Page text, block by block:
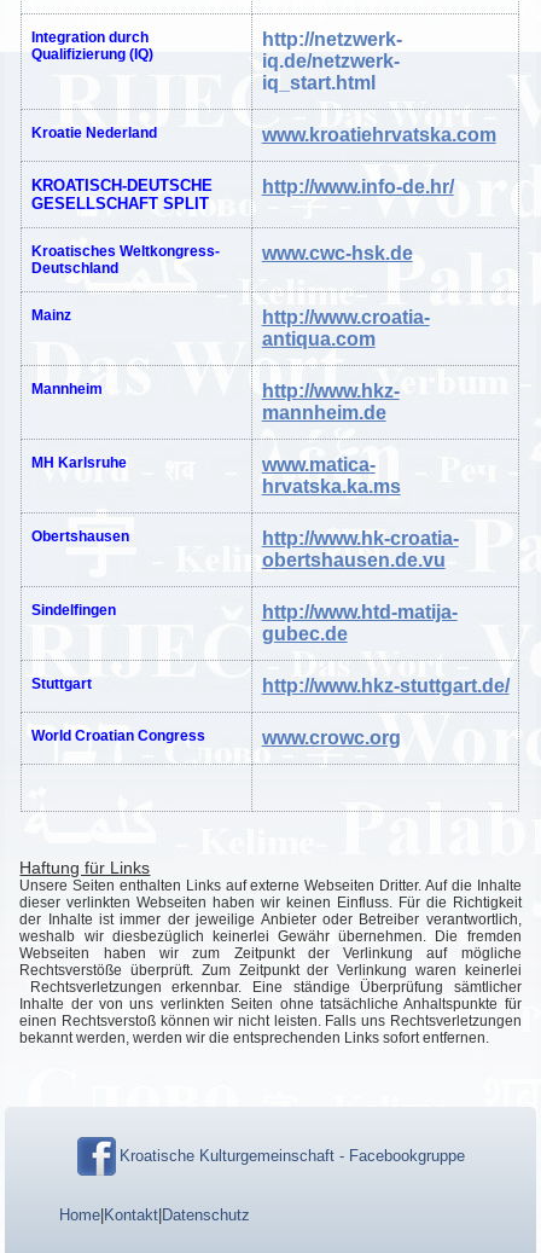
Integration durch
Qualifizierung (IQ)
http://netzwerk-
iq.de/netzwerk-
iq_start.html
Kroatie Nederland www.kroatiehrvatska.com
KROATISCH-DEUTSCHE
GESELLSCHAFT SPLIT
http://www.info-de.hr/
Kroatisches Weltkongress-
Deutschland
www.cwc-hsk.de
Mainz
http://www.croatia-
antiqua.com
Mannheim
http://www.hkz-
mannheim.de
MH Karlsruhe
www.matica-
hrvatska.ka.ms
Obertshausen
http://www.hk-croatia-
obertshausen.de.vu
Sindelfingen
http://www.htd-matija-
gubec.de
Stuttgart http://www.hkz-stuttgart.de/
World Croatian Congress www.crowc.org
Haftung für Links
Unsere Seiten enthalten Links auf externe Webseiten Dritter. Auf die Inhalte
dieser verlinkten Webseiten haben wir keinen Einfluss. Für die Richtigkeit
der Inhalte ist immer der jeweilige Anbieter oder Betreiber verantwortlich,
weshalb wir diesbezüglich keinerlei Gewähr übernehmen. Die fremden
Webseiten haben wir zum Zeitpunkt der Verlinkung auf mögliche
Rechtsverstöße überprüft. Zum Zeitpunkt der Verlinkung waren keinerlei
Rechtsverletzungen erkennbar. Eine ständige Überprüfung sämtlicher
Inhalte der von uns verlinkten Seiten ohne tatsächliche Anhaltspunkte für
einen Rechtsverstoß können wir nicht leisten. Falls uns Rechtsverletzungen
bekannt werden, werden wir die entsprechenden Links sofort entfernen.
Kroatische Kulturgemeinschaft - Facebookgruppe
Home Kontakt Datenschutz